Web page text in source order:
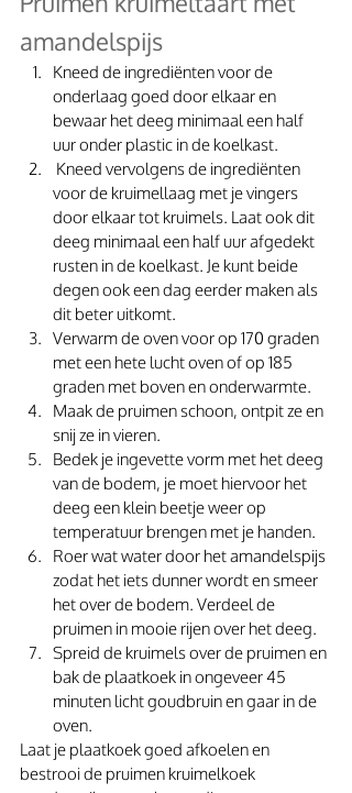
amandelspijs
Kneed de ingrediënten voor de
onderlaag goed door elkaar en
bewaar het deeg minimaal een half
uur onder plastic in de koelkast.
Kneed vervolgens de ingrediënten
voor de kruimellaag met je vingers
door elkaar tot kruimels. Laat ook dit
deeg minimaal een half uur afgedekt
rusten in de koelkast. Je kunt beide
degen ook een dag eerder maken als
dit beter uitkomt.
Verwarm de oven voor op 170 graden
met een hete lucht oven of op 185
graden met boven en onderwarmte.
Maak de pruimen schoon, ontpit ze en
snij ze in vieren.
Bedek je ingevette vorm met het deeg
van de bodem, je moet hiervoor het
deeg een klein beetje weer op
temperatuur brengen met je handen.
Roer wat water door het amandelspijs
zodat het iets dunner wordt en smeer
het over de bodem. Verdeel de
pruimen in mooie rijen over het deeg.
Spreid de kruimels over de pruimen en
bak de plaatkoek in ongeveer 45
minuten licht goudbruin en gaar in de
oven.
Laat je plaatkoek goed afkoelen en
bestrooi de pruimen kruimelkoek